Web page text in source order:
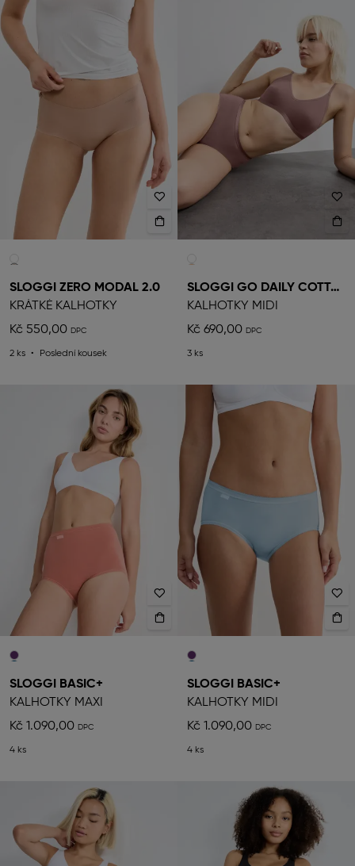
SLOGGI ZERO MODAL 2.0
KRÁTKÉ KALHOTKY
Kč 550,00
2 ks Poslední kousek
SLOGGI GO DAILY COTTON
KALHOTKY MIDI
Kč 690,00
3 ks
SLOGGI BASIC+
KALHOTKY MAXI
Kč 1.090,00
4 ks
SLOGGI BASIC+
KALHOTKY MIDI
Kč 1.090,00
4 ks